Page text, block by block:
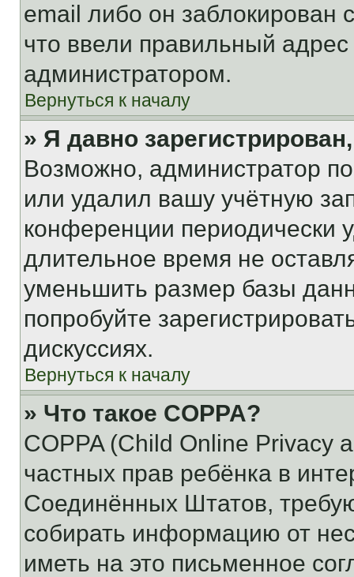
email либо он
что ввели правильный адрес
администратором.
Вернуться к началу
» Я давно
Возможно, администратор
или удалил вашу учётную
конференции периодически
длительное время не
уменьшить размер базы
попробуйте
дискуссиях.
Вернуться к началу
» Что такое COPPA?
COPPA (Child Online Privacy
частных прав ребёнка в
Соединённых Штатов,
собирать информацию от
иметь на это письменное